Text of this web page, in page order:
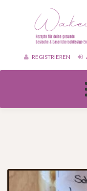
REGISTRIEREN